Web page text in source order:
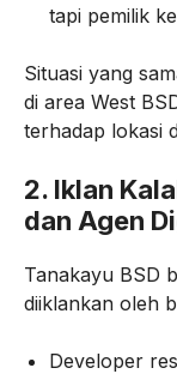
tapi pemilik
Situasi yang
di area West
terhadap lokasi
2. Iklan
dan Agen
Tanakayu BSD
diiklankan oleh
Developer